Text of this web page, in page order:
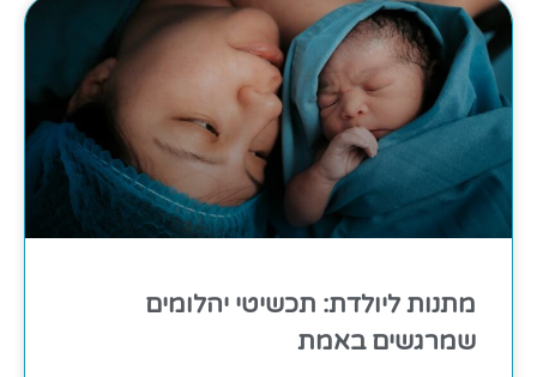
מתנות ליולדת: תכשיטי יהלומים
שמרגשים באמת